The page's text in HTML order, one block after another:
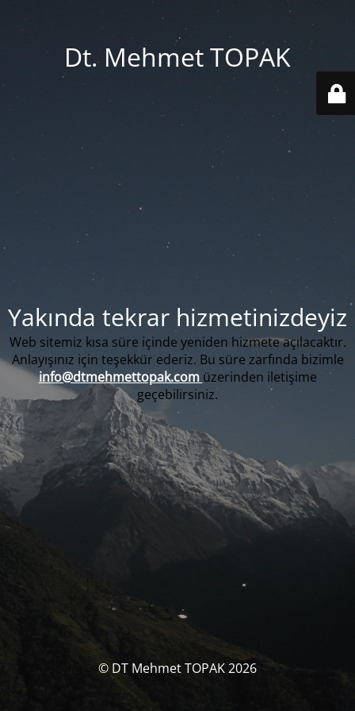
Dt. Mehmet TOPAK
Yakında tekrar hizmetinizdeyiz
Web sitemiz kısa süre içinde yeniden hizmete açılacaktır.
Anlayışınız için teşekkür ederiz. Bu süre zarfında bizimle
info@dtmehmettopak.com üzerinden iletişime
geçebilirsiniz.
© DT Mehmet TOPAK 2026